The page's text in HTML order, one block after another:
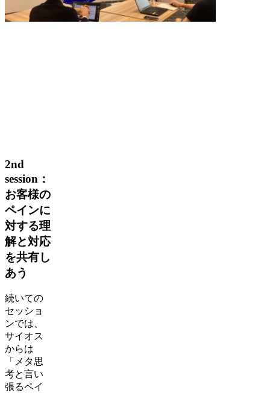
2nd
session：
お客様の
ペインに
対する理
解と対応
を共有し
あう
続いての
セッショ
ンでは、
サイオス
からは
「メタ思
考と言い
張るペイ